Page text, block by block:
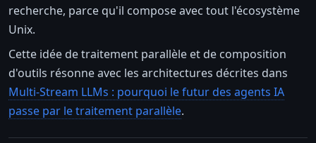
recherche, parce qu'il compose avec tout l'écosystème
Unix.
Cette idée de traitement parallèle et de composition
d'outils résonne avec les architectures décrites dans
Multi-Stream LLMs : pourquoi le futur des agents IA
passe par le traitement parallèle.